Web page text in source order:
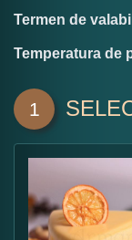
Termen de
Temperatura de
1